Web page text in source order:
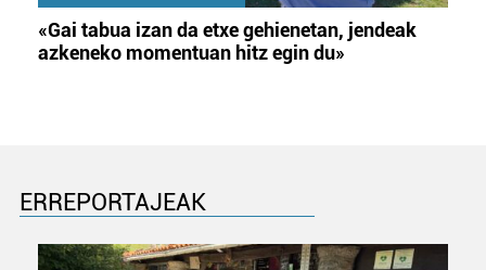
«Gai tabua izan da etxe gehienetan, jendeak
azkeneko momentuan hitz egin du»
ERREPORTAJEAK